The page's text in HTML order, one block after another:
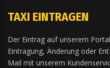
TAXI EINTRAGEN
Der Eintrag auf unserem
Eintragung, Änderung oder
Mail mit unserem